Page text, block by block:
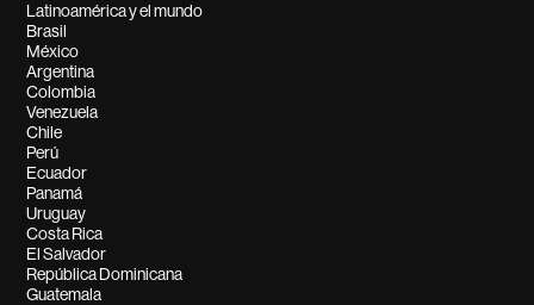
Latinoamérica y el mundo
Brasil
México
Argentina
Colombia
Venezuela
Chile
Perú
Ecuador
Panamá
Uruguay
Costa Rica
El Salvador
República Dominicana
Guatemala